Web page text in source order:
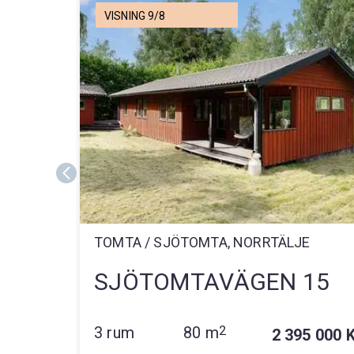
VISNING 9/8
TOMTA / SJÖTOMTA, NORRTÄLJE
SJÖTOMTAVÄGEN 15
3 rum 80 m2 2 395 000